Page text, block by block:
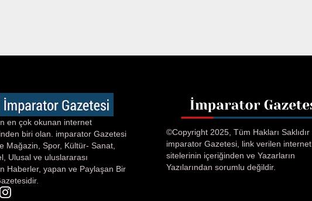
en çok okunan internet
biri olan. imparator Gazetesi
Mağazin, Spor, Kültür- Sanat,
Ulusal ve uluslararası
Haberler, yapan ve Paylaşan Bir
©Copyright 2025, Tüm Hakları Saklıdır
imparator Gazetesi, link verilen internet
sitelerinin içeriğinden ve Yazarların
Yazılarından sorumlu değildir.